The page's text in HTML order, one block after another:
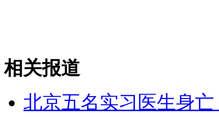
相关报道
北京五名实习医生身